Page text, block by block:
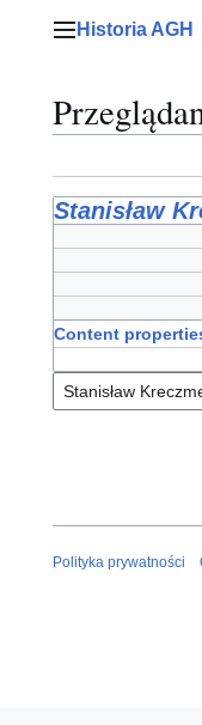
Menu główne
Historia AGH
Stanisław
Content
Polityka prywatności